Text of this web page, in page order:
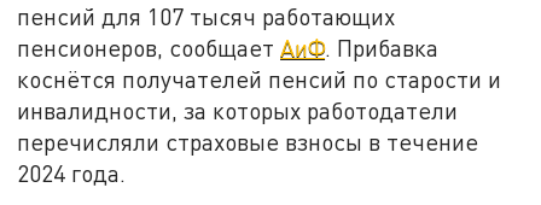
пенсий для 107 тысяч работающих
пенсионеров, сообщаетАиФ. Прибавка
коснётся получателей пенсий по старости и
инвалидности, за которых работодатели
перечисляли страховые взносы в течение
2024 года.